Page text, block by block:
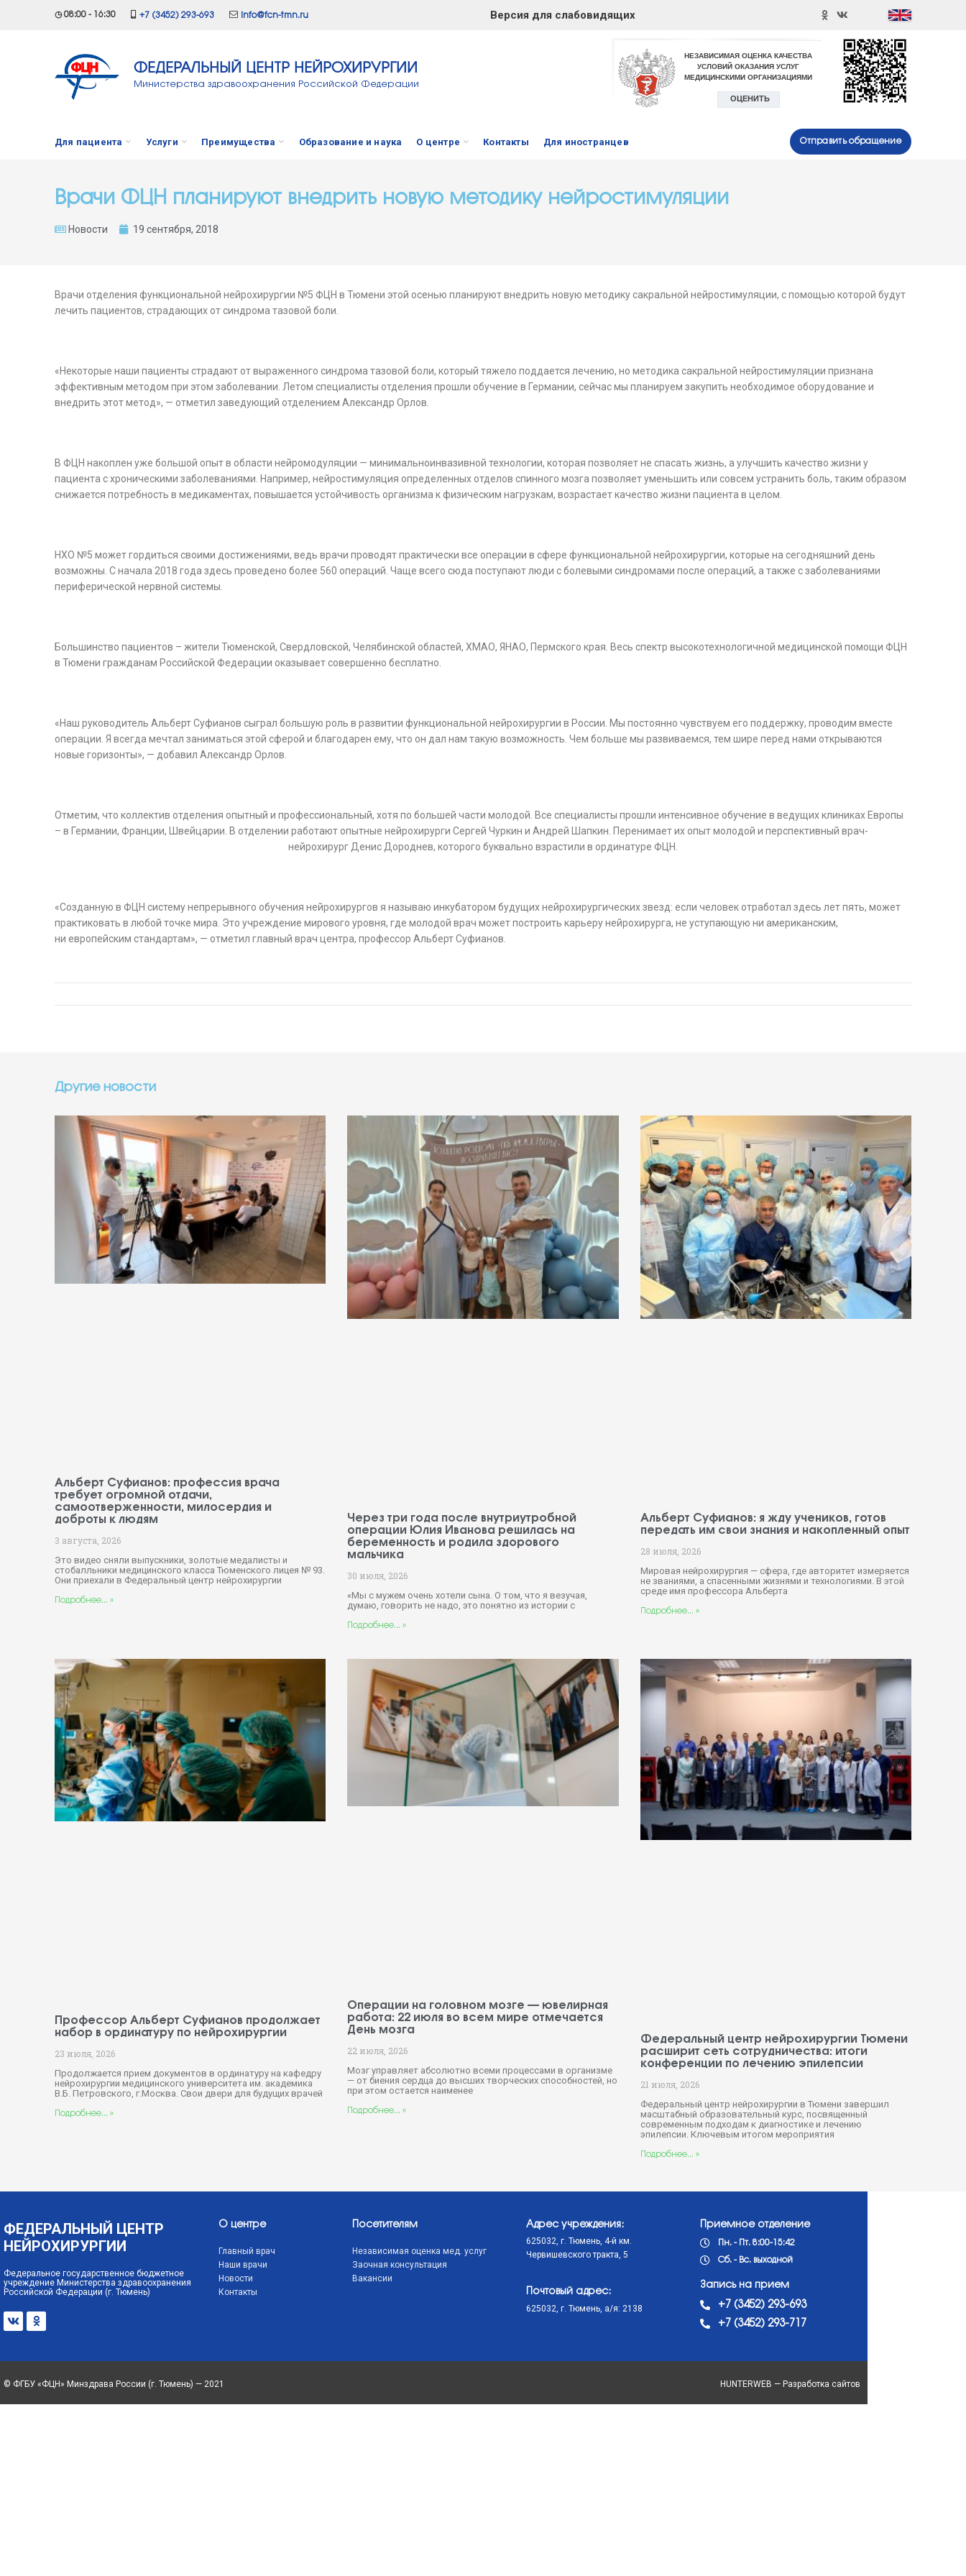
◷ 08:00 - 16:30 +7 (3452) 293-693 info@fcn-tmn.ru Версия для слабовидящих
ФЕДЕРАЛЬНЫЙ ЦЕНТР НЕЙРОХИРУРГИИ
Министерства здравоохранения Российской Федерации
Для пациента Услуги Преимущества Образование и наука О центре Контакты Для иностранцев Отправить обращение
Врачи ФЦН планируют внедрить новую методику нейростимуляции
Новости 19 сентября, 2018
Врачи отделения функциональной нейрохирургии №5 ФЦН в Тюмени этой осенью планируют внедрить новую методику сакральной нейростимуляции, с помощью которой будут
лечить пациентов, страдающих от синдрома тазовой боли.
«Некоторые наши пациенты страдают от выраженного синдрома тазовой боли, который тяжело поддается лечению, но методика сакральной нейростимуляции признана
эффективным методом при этом заболевании. Летом специалисты отделения прошли обучение в Германии, сейчас мы планируем закупить необходимое оборудование и
внедрить этот метод», — отметил заведующий отделением Александр Орлов.
В ФЦН накоплен уже большой опыт в области нейромодуляции — минимальноинвазивной технологии, которая позволяет не спасать жизнь, а улучшить качество жизни у
пациента с хроническими заболеваниями. Например, нейростимуляция определенных отделов спинного мозга позволяет уменьшить или совсем устранить боль, таким образом
снижается потребность в медикаментах, повышается устойчивость организма к физическим нагрузкам, возрастает качество жизни пациента в целом.
НХО №5 может гордиться своими достижениями, ведь врачи проводят практически все операции в сфере функциональной нейрохирургии, которые на сегодняшний день
возможны. С начала 2018 года здесь проведено более 560 операций. Чаще всего сюда поступают люди с болевыми синдромами после операций, а также с заболеваниями
периферической нервной системы.
Большинство пациентов – жители Тюменской, Свердловской, Челябинской областей, ХМАО, ЯНАО, Пермского края. Весь спектр высокотехнологичной медицинской помощи ФЦН
в Тюмени гражданам Российской Федерации оказывает совершенно бесплатно.
«Наш руководитель Альберт Суфианов сыграл большую роль в развитии функциональной нейрохирургии в России. Мы постоянно чувствуем его поддержку, проводим вместе
операции. Я всегда мечтал заниматься этой сферой и благодарен ему, что он дал нам такую возможность. Чем больше мы развиваемся, тем шире перед нами открываются
новые горизонты», — добавил Александр Орлов.
Отметим, что коллектив отделения опытный и профессиональный, хотя по большей части молодой. Все специалисты прошли интенсивное обучение в ведущих клиниках Европы
– в Германии, Франции, Швейцарии. В отделении работают опытные нейрохирурги Сергей Чуркин и Андрей Шапкин. Перенимает их опыт молодой и перспективный врач-
нейрохирург Денис Дороднев, которого буквально взрастили в ординатуре ФЦН.
«Созданную в ФЦН систему непрерывного обучения нейрохирургов я называю инкубатором будущих нейрохирургических звезд: если человек отработал здесь лет пять, может
практиковать в любой точке мира. Это учреждение мирового уровня, где молодой врач может построить карьеру нейрохирурга, не уступающую ни американским,
ни европейским стандартам», — отметил главный врач центра, профессор Альберт Суфианов.
Другие новости
Альберт Суфианов: профессия врача
требует огромной отдачи,
самоотверженности, милосердия и
доброты к людям
3 августа, 2026
Это видео сняли выпускники, золотые медалисты и
стобалльники медицинского класса Тюменского лицея № 93.
Они приехали в Федеральный центр нейрохирургии
Подробнее... »
Через три года после внутриутробной
операции Юлия Иванова решилась на
беременность и родила здорового
мальчика
30 июля, 2026
«Мы с мужем очень хотели сына. О том, что я везучая,
думаю, говорить не надо, это понятно из истории с
Подробнее... »
Альберт Суфианов: я жду учеников, готов
передать им свои знания и накопленный опыт
28 июля, 2026
Мировая нейрохирургия — сфера, где авторитет измеряется
не званиями, а спасенными жизнями и технологиями. В этой
среде имя профессора Альберта
Подробнее... »
Профессор Альберт Суфианов продолжает
набор в ординатуру по нейрохирургии
23 июля, 2026
Продолжается прием документов в ординатуру на кафедру
нейрохирургии медицинского университета им. академика
В.Б. Петровского, г.Москва. Свои двери для будущих врачей
Подробнее... »
Операции на головном мозге — ювелирная
работа: 22 июля во всем мире отмечается
День мозга
22 июля, 2026
Мозг управляет абсолютно всеми процессами в организме
— от биения сердца до высших творческих способностей, но
при этом остается наименее
Подробнее... »
Федеральный центр нейрохирургии Тюмени
расширит сеть сотрудничества: итоги
конференции по лечению эпилепсии
21 июля, 2026
Федеральный центр нейрохирургии в Тюмени завершил
масштабный образовательный курс, посвященный
современным подходам к диагностике и лечению
эпилепсии. Ключевым итогом мероприятия
Подробнее... »
ФЕДЕРАЛЬНЫЙ ЦЕНТР
НЕЙРОХИРУРГИИ
Федеральное государственное бюджетное
учреждение Министерства здравоохранения
Российской Федерации (г. Тюмень)
О центре
Главный врач
Наши врачи
Новости
Контакты
Посетителям
Независимая оценка мед. услуг
Заочная консультация
Вакансии
Адрес учреждения:
625032, г. Тюмень, 4-й км.
Червишевского тракта, 5
Почтовый адрес:
625032, г. Тюмень, а/я: 2138
Приемное отделение
Пн. - Пт. 8:00-15:42
Сб. - Вс. выходной
Запись на прием
+7 (3452) 293-693
+7 (3452) 293-717
© ФГБУ «ФЦН» Минздрава России (г. Тюмень) — 2021 HUNTERWEB — Разработка сайтов